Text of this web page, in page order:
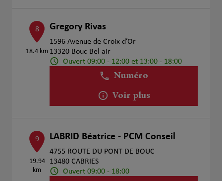
8
18.4 km
Gregory Rivas
1596 Avenue de Croix d’Or
13320 Bouc Bel air
Ouvert 09:00 - 12:00 et 13:00 - 18:00
Numéro
Voir plus
9
19.94
km
LABRID Béatrice - PCM Conseil
4755 ROUTE DU PONT DE BOUC
13480 CABRIES
Ouvert 09:00 - 18:00